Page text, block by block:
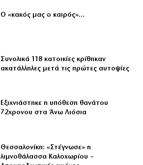
Ο «κακός μας ο καιρός»…
Συνολικά 118 κατοικίες κρίθηκαν
ακατάλληλες μετά τις πρώτες αυτοψίες
Εξιχνιάστηκε η υπόθεση θανάτου
72χρονου στα Άνω Λιόσια
Θεσσαλονίκη: «Στέγνωσε» η
λιμνοθάλασσα Καλοχωρίου –